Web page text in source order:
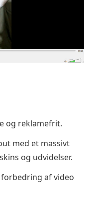
og reklamefrit.
med et massivt
og udvidelser.
af video